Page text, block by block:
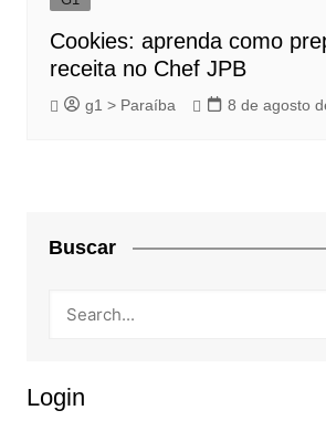
Cookies: aprenda como
receita no Chef JPB
g1 > Paraíba 8 de agosto
Buscar
Login